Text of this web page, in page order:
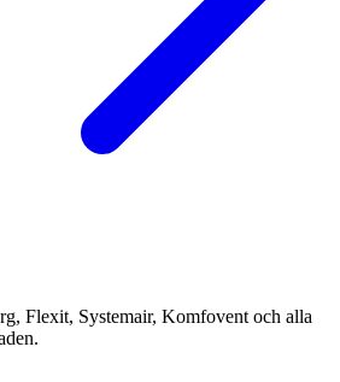
Flexit, Systemair, Komfovent och alla